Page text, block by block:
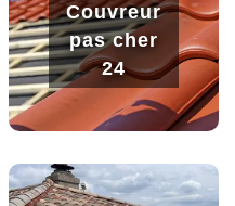
Couvreur
pas cher
24